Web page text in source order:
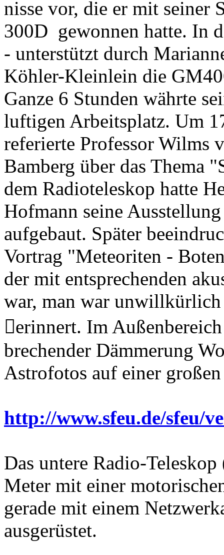
nisse vor, die er mit seiner
300D gewonnen hatte. In
- unterstützt durch
Köhler-Kleinlein die
Ganze 6 Stunden währte
luftigen Arbeitsplatz. Um
referierte Professor Wilms
Bamberg über das Thema
dem Radioteleskop hatte
Hofmann seine
aufgebaut. Später
Vortrag "Meteoriten -
der mit entsprechenden
war, man war
erinnert. Im
brechender Dämmerung
Astrofotos auf einer
http://www.sfeu.de/sfeu/
Das untere Radio-
Meter mit einer
gerade mit einem
ausgerüstet.